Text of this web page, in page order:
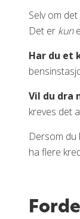
Selv om
Det er kun
Har du et
Vil du
kreves det
Dersom du
ha flere